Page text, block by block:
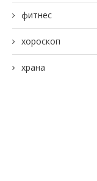
фитнес
хороскоп
храна